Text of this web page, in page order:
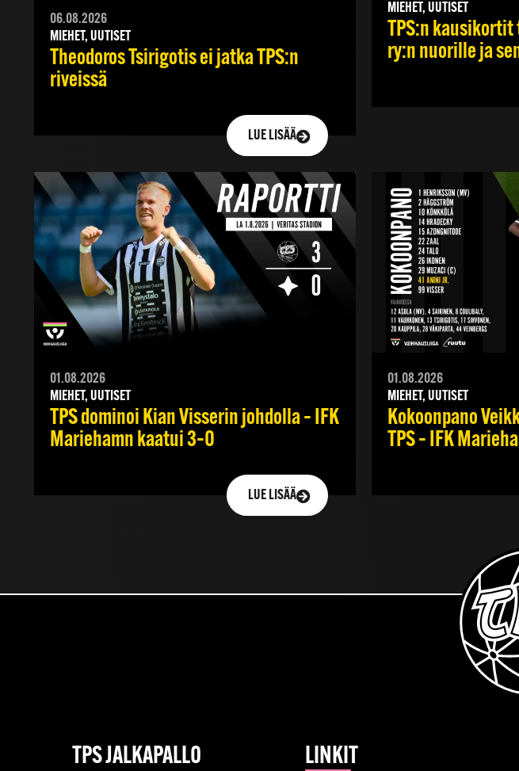
06.08.2026
MIEHET, UUTISET
Theodoros Tsirigotis ei jatka TPS:n
riveissä
LUE LISÄÄ
MIEHET, UUTISET
TPS:n kausikortit
ry:n nuorille ja
01.08.2026
MIEHET, UUTISET
TPS dominoi Kian Visserin johdolla – IFK
Mariehamn kaatui 3–0
LUE LISÄÄ
01.08.2026
MIEHET, UUTISET
Kokoonpano
TPS – IFK
TPS JALKAPALLO LINKIT